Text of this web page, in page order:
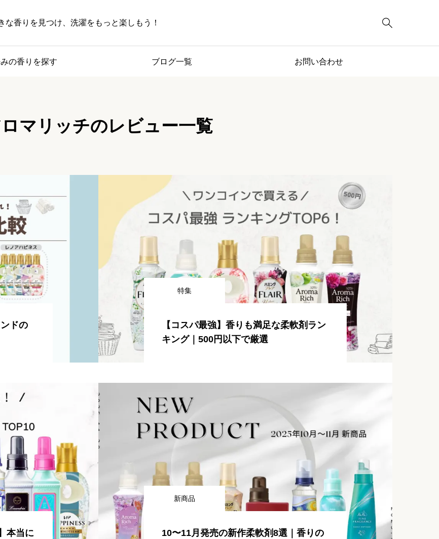
な香りを見つけ、洗濯をもっと楽しもう！ 
の香りを探す ブログ一覧 お問い合わせ
マリッチのレビュー一覧
ドの
特集
【コスパ最強】香りも満足な柔軟剤ラン
キング｜500円以下で厳選
本当に
新商品
10〜11月発売の新作柔軟剤8選｜香りの